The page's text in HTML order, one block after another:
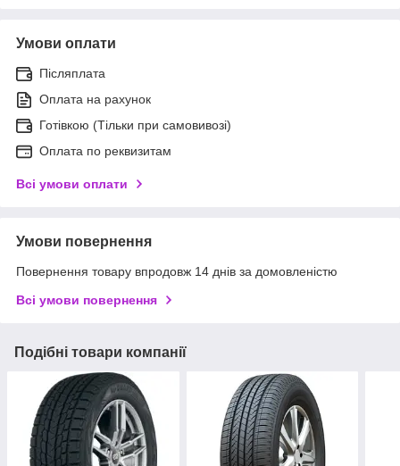
Умови оплати
Післяплата
Оплата на рахунок
Готівкою (Тільки при самовивозі)
Оплата по реквизитам
Всі умови оплати
Умови повернення
Повернення товару впродовж 14 днів за домовленістю
Всі умови повернення
Подібні товари компанії